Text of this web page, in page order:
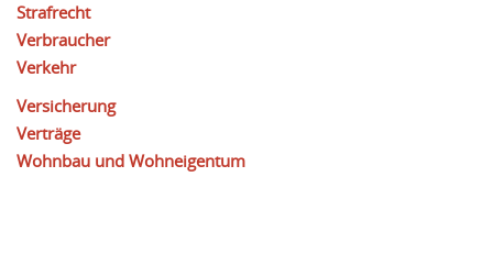
Strafrecht
Verbraucher
Verkehr
Versicherung
Verträge
Wohnbau und Wohneigentum